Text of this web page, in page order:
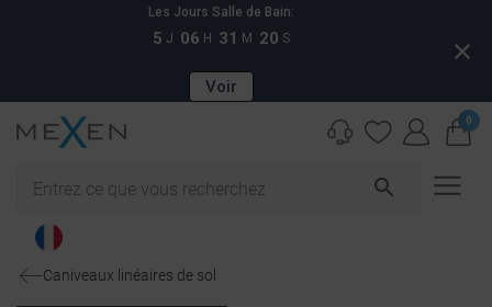
Les Jours Salle de Bain:
5 J 06 H 31 M 19 S
Voir
close
search
0
Caniveaux linéaires de sol